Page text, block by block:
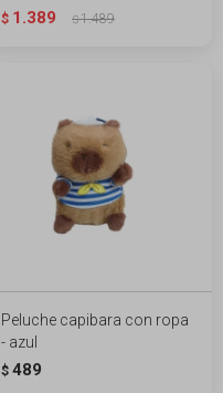
$ 1.389 $1.489
Peluche capibara con ropa
- azul
$ 489